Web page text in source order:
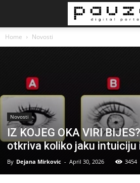
Home Novosti
Novosti
IZ KOJEG OKA VIRI
otkriva koliko jaku intuiciju
By Dejana Mirkovic - April 30, 2026 3454